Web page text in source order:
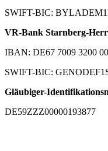
SWIFT-BIC:
VR-Bank Starnberg-
IBAN: DE67 7009 3200
SWIFT-BIC:
Gläubiger-
DE59ZZZ00000193877